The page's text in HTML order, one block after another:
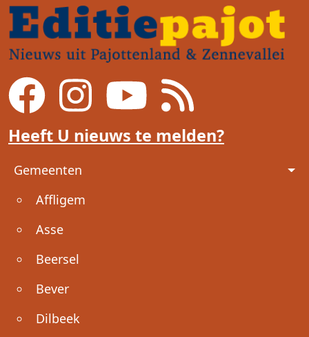
Heeft U nieuws te melden?
Voet
Gemeenten
Affligem
Asse
Beersel
Bever
Dilbeek